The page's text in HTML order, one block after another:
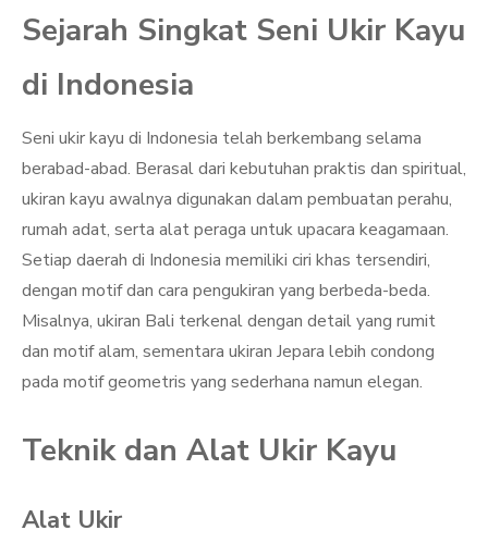
Sejarah Singkat Seni Ukir Kayu
di Indonesia
Seni ukir kayu di Indonesia telah berkembang selama
berabad-abad. Berasal dari kebutuhan praktis dan spiritual,
ukiran kayu awalnya digunakan dalam pembuatan perahu,
rumah adat, serta alat peraga untuk upacara keagamaan.
Setiap daerah di Indonesia memiliki ciri khas tersendiri,
dengan motif dan cara pengukiran yang berbeda-beda.
Misalnya, ukiran Bali terkenal dengan detail yang rumit
dan motif alam, sementara ukiran Jepara lebih condong
pada motif geometris yang sederhana namun elegan.
Teknik dan Alat Ukir Kayu
Alat Ukir